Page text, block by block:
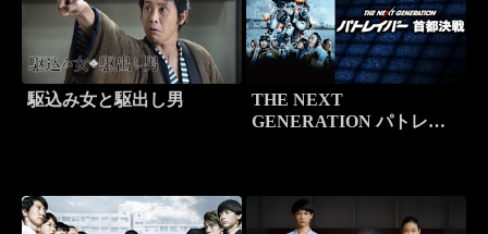
駆込み女と駆出し男
THE NEXT
GENERATION パトレイ